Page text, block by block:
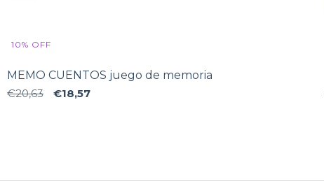
10% OFF
MEMO CUENTOS juego de memoria
€20,63
€18,57